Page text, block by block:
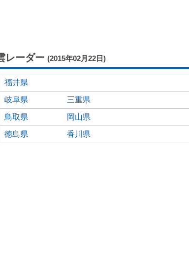
レーダー (2015年02月22日)
福井県
岐阜県 三重県
鳥取県 岡山県
徳島県 香川県